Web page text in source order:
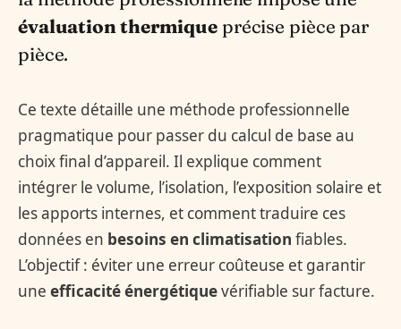
évaluation thermiqueprécise pièce par
pièce.
Ce texte détaille une méthode professionnelle
pragmatique pour passer du calcul de base au
choix final d’appareil. Il explique comment
intégrer le volume, l’isolation, l’exposition solaire et
les apports internes, et comment traduire ces
données en besoins en climatisation fiables.
L’objectif : éviter une erreur coûteuse et garantir
une efficacité énergétiquevérifiable sur facture.